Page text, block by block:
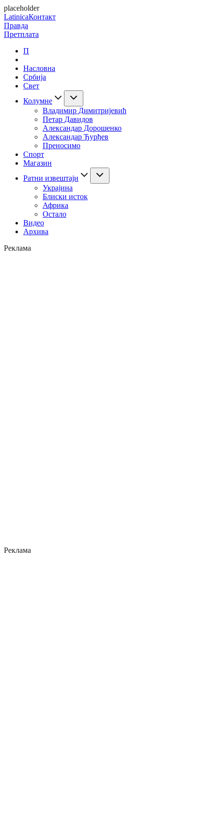
placeholder
LatinicaКонтакт
Правда
Претплата
П
Насловна
Србија
Свет
Колумне
Владимир Димитријевић
Петар Давидов
Александар Дорошенко
Александар Ђурђев
Преносимо
Спорт
Магазин
Ратни извештаји
Украјина
Блиски исток
Африка
Остало
Видео
Архива
Реклама
Реклама